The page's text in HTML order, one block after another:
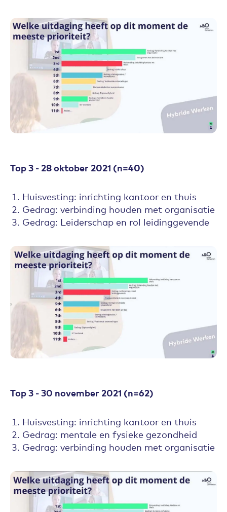
Top 3 - 28 oktober 2021 (n=40)
Huisvesting: inrichting kantoor en thuis
Gedrag: verbinding houden met organisatie
Gedrag: Leiderschap en rol leidinggevende
Top 3 - 30 november 2021 (n=62)
Huisvesting: inrichting kantoor en thuis
Gedrag: mentale en fysieke gezondheid
Gedrag: verbinding houden met organisatie